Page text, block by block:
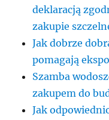
deklaracją
zakupie
Jak dobrze
pomagają
Szamba
zakupem do
Jak